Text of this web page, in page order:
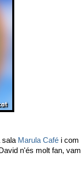
Marula Café i com
n'és molt fan, vam